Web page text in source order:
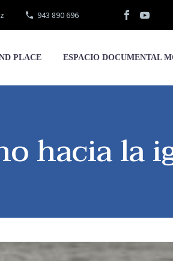
943 890 696
PLACE ESPACIO DOCUMENTAL
hacia la